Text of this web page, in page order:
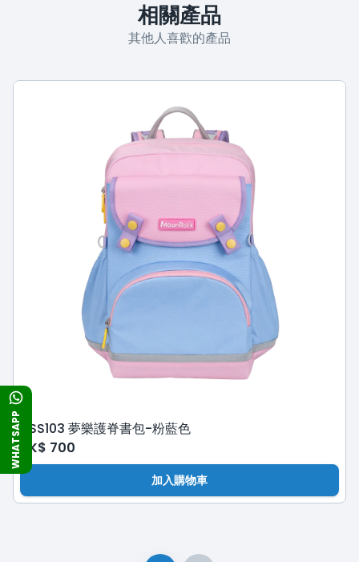
WHATSAPP
相關產品
其他人喜歡的產品
ASS103 夢樂護脊書包-粉藍色
HK$ 700
加入購物車